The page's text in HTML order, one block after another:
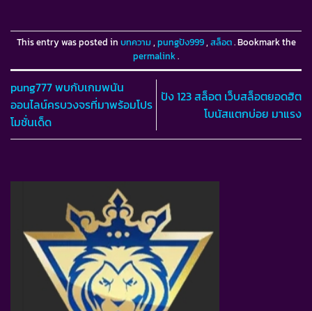
This entry was posted in บทความ , pungปัง999, สล็อต. Bookmark the
permalink.
pung777 พบกับเกมพนัน
ออนไลน์ครบวงจรที่มาพร้อมโปร
โมชั่นเด็ด
ปัง 123 สล็อต เว็บสล็อตยอดฮิต
โบนัสแตกบ่อย มาแรง